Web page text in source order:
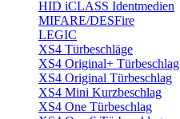
HID iCLASS Identmedien
MIFARE/DESFire
LEGIC
XS4 Türbeschläge
XS4 Original+ Türbeschlag
XS4 Original Türbeschlag
XS4 Mini Kurzbeschlag
XS4 One Türbeschlag